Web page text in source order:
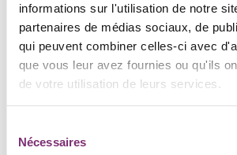
informations sur l'utilisation de notre
partenaires de médias sociaux, de
qui peuvent combiner celles-ci avec
que vous leur avez fournies ou qu'ils
de votre utilisation de leurs services.
Nécessaires
Throughout the day, the mysteries
Twin will be unravelled by
and their synergies with Artificial
unveil new dimensions of data
"Highlight on Luxembourg space
whose advanced endeavours